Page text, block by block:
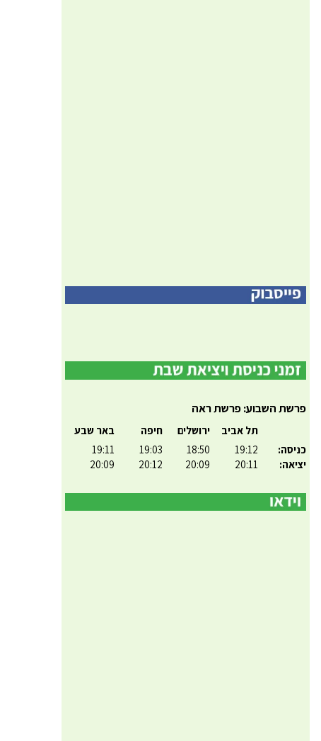
פרשת השבוע: פרשת ראה
כניסה:
יציאה:
תל אביב
19:12
20:11
ירושלים
18:50
20:09
חיפה
19:03
20:12
באר שבע
19:11
20:09